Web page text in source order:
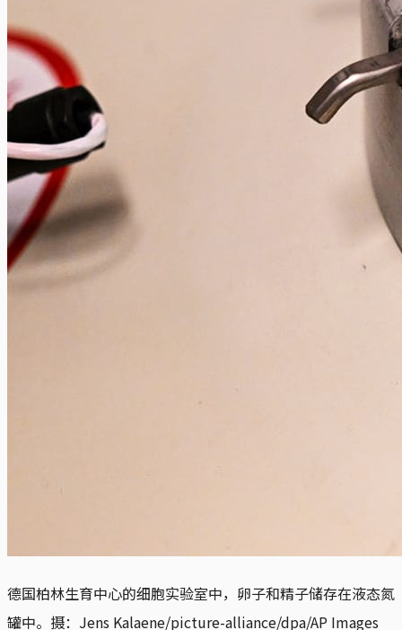
德国柏林生育中心的细胞实验室中，卵子和精子储存在液态氮
罐中。摄：Jens Kalaene/picture-alliance/dpa/AP Images